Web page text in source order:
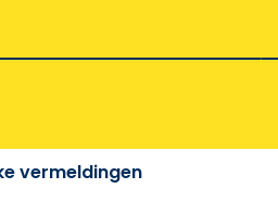
vermeldingen